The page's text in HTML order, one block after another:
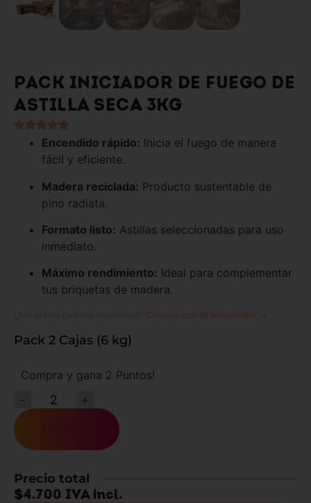
PACK INICIADOR DE FUEGO DE
ASTILLA SECA 3KG
Encendido rápido: Inicia el fuego de manera
fácil y eficiente.
Madera reciclada: Producto sustentable de
pino radiata.
Formato listo: Astillas seleccionadas para uso
inmediato.
Máximo rendimiento: Ideal para complementar
tus briquetas de madera.
Calcula con el simulador →
Pack 2 Cajas (6 kg)
Compra y gana 2 Puntos!
−
+
Precio total
$4.700 IVA incl.